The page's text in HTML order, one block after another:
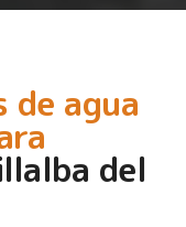
de agua
del